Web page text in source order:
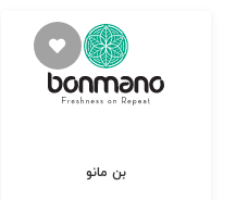
بن مانو